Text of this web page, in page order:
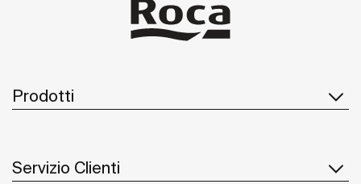
Prodotti
Servizio Clienti